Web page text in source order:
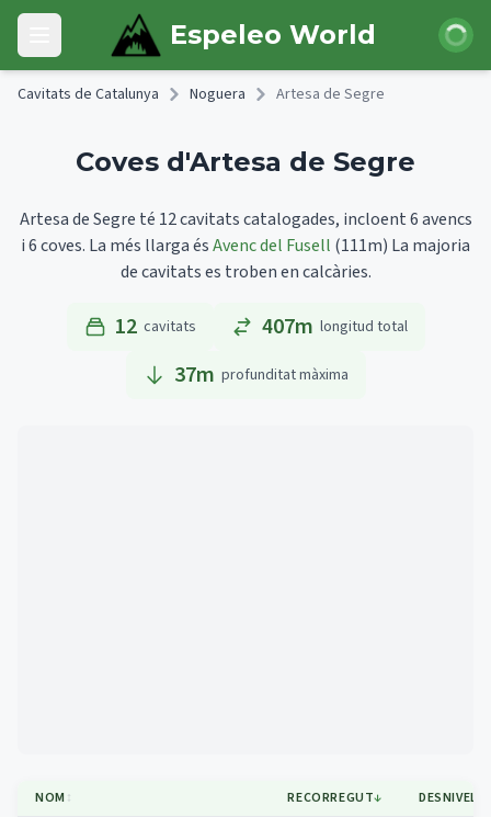
Skip to main content
Open main menu Espeleo World Iniciar
Cavitats de Catalunya Noguera Artesa de Segre
Coves d'Artesa de Segre
Artesa de Segre té 12 cavitats catalogades, incloent 6 avencs
i 6 coves. La més llarga ésAvenc del Fusell (111m) La majoria
de cavitats es troben en calcàries.
12 cavitats 407m longitud total
37m profunditat màxima
NOM ↕ RECORREGUT↓ DESNIVELL